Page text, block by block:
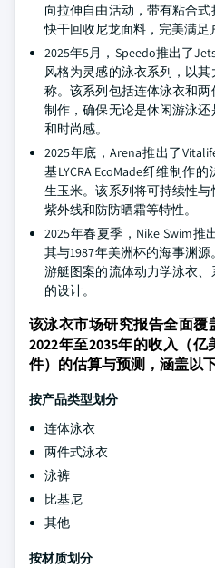
向拉伸自由活动，带有粘合
快干回收尼龙面料，完美满足
2025年5月，Speedo推出了
风格为灵感的泳衣系列，以
称。该系列包括连体泳衣和
制作，确保无论是休闲游泳
和时尚感。
2025年底，Arena推出了
基LYCRA EcoMade纤维制作
生玉米。该系列将可持续性
紫外线和防防晒霜等特性。
2025年春夏季，Nike Swim
其与1987年美洲杯的海事渊
游艇图案的流体动力学泳衣
的设计。
该泳衣市场研究报告全面覆
2022年至2035年的收入（
件）的估算与预测，涵盖以
按产品类型划分
连体泳衣
两件式泳衣
泳裤
比基尼
其他
按材质划分